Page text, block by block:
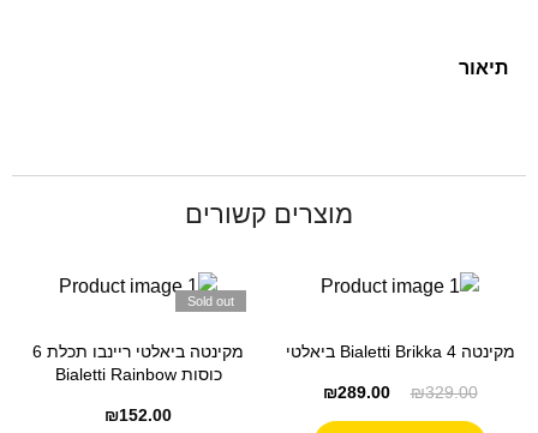
תיאור
מוצרים קשורים
מקינטה 4 Bialetti Brikka ביאלטי
₪329.00
₪289.00
Sold out
מקינטה ביאלטי ריינבו תכלת 6
כוסות Bialetti Rainbow
₪152.00